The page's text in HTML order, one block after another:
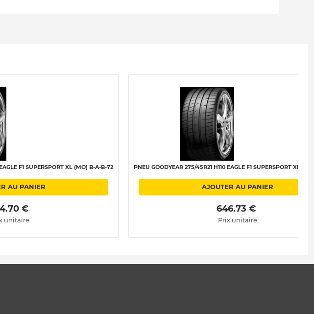
F1 SUPERSPORT XL (MO) B-A-B-72
AU PANIER
€
unitaire
PNEU GOODYEAR 275/45R21 H110 EAGLE F1 SUPERSPORT XL
AJOUTER AU PANIER
646.73 €
Prix unitaire